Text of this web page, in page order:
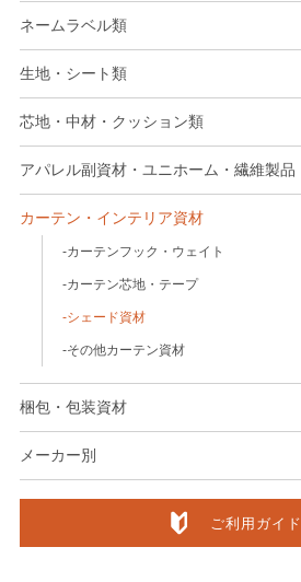
ネームラベル類
生地・シート類
芯地・中材・クッション類
アパレル副資材・ユニホーム・繊維製品
カーテン・インテリア資材
カーテンフック・ウェイト
カーテン芯地・テープ
シェード資材
その他カーテン資材
梱包・包装資材
メーカー別
ご利用ガイド